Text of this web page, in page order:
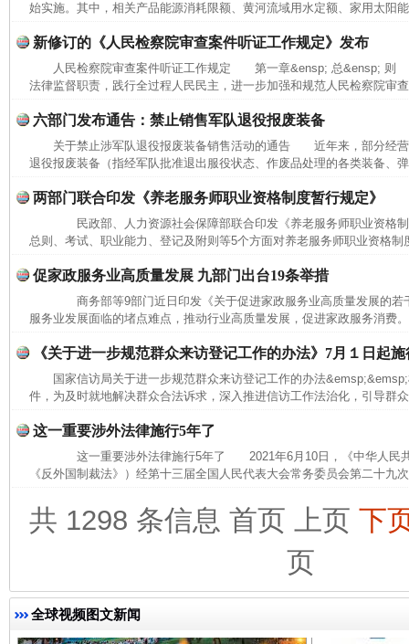
始实施。其中，相关产品能源消耗限额、黄河流域用水定额、家用太阳
新修订的《人民检察院审查案件听证工作规定》发布
人民检察院审查案件听证工作规定 第一章&ensp; 总&ensp;
法律监督职责，践行全过程人民民主，进一步加强和规范人民检察院审
六部门发布通告：禁止销售军队退役报废装备
关于禁止涉军队退役报废装备销售活动的通告 近年来，部分经营
退役报废装备（指经军队批准退出服役状态、作废品处理的各类装备、
两部门联合印发《养老服务师职业资格制度暂行规定》
民政部、人力资源社会保障部联合印发《养老服务师职业资
总则、考试、职业能力、登记及附则等5个方面对养老服务师职业资格制
促家政服务业高质量发展 九部门出台19条举措
商务部等9部门近日印发《关于促进家政服务业高质量发展的若
服务业发展面临的堵点难点，推动行业高质量发展，促进家政服务消
《关于进一步规范群众来访登记工作的办法》7月１日起施
国家信访局关于进一步规范群众来访登记工作的办法
件，为及时就地解决群众合法诉求，深入推进信访工作法治化，引导群
这一重要涉外法律施行5年了
这一重要涉外法律施行5年了 2021年6月10日，《中华人民共
《反外国制裁法》）经第十三届全国人民代表大会常务委员会第二十九
共 1298 条信息 首页 上页 下
页
全球视频图文新闻
完善运行机制助力责任有效落实 一纸欠
东山县通报“牛蛙产品抗生素超标问题” 法
千年窑火 生生不息